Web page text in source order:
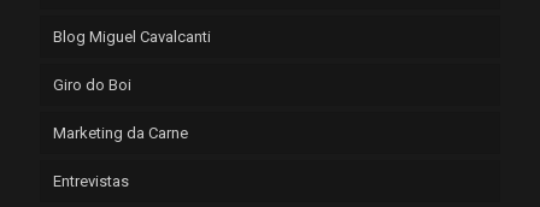
Blog Miguel Cavalcanti
Giro do Boi
Marketing da Carne
Entrevistas